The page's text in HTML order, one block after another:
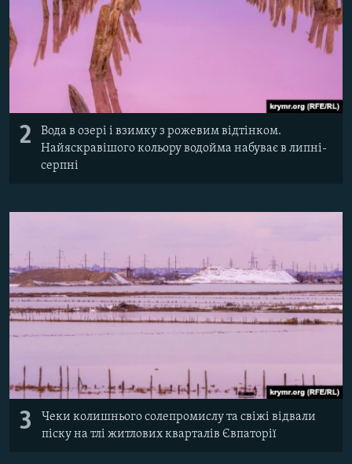
2
Вода в озері і взимку з рожевим відтінком.
Найяскравішого кольору водойма набуває в липні-
серпні
3
Чеки колишнього солепромислу та свіжі відвали
піску на тлі житлових кварталів Євпаторії